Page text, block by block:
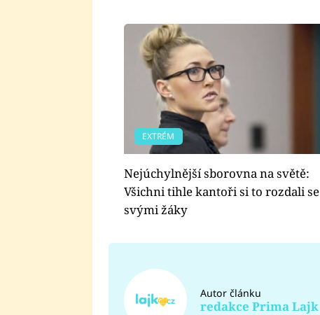
EXTRÉM
Nejúchylnější sborovna na světě:
Všichni tihle kantoři si to rozdali se
svými žáky
Autor článku
redakce Prima Lajk